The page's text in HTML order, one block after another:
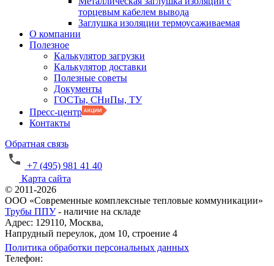
торцевым кабелем вывода
Заглушка изоляции термоусаживаемая
О компании
Полезное
Калькулятор загрузки
Калькулятор доставки
Полезные советы
Документы
ГОСТы, СНиПы, ТУ
Пресс-центр
Контакты
Обратная связь
+7 (495) 981 41 40
Карта сайта
© 2011-2026
ООО «Современные комплексные тепловые коммуникации»
Трубы ППУ- наличие на складе
Адрес: 129110, Москва,
Напрудный переулок, дом 10, строение 4
Политика обработки персональных данных
Телефон: